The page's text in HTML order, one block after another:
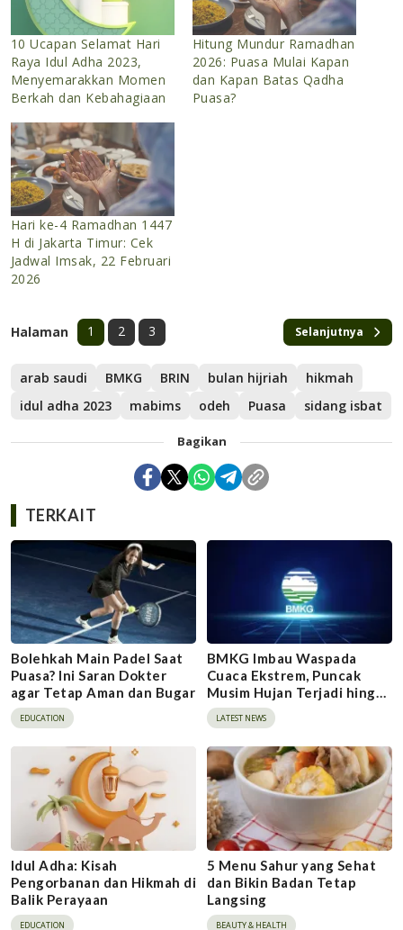
10 Ucapan Selamat Hari
Raya Idul Adha 2023,
Menyemarakkan Momen
Berkah dan Kebahagiaan
Hitung Mundur Ramadhan
2026: Puasa Mulai Kapan
dan Kapan Batas Qadha
Puasa?
Hari ke-4 Ramadhan 1447
H di Jakarta Timur: Cek
Jadwal Imsak, 22 Februari
2026
Halaman 1 2 3 Selanjutnya
arab saudi BMKG BRIN bulan hijriah
hikmah
idul adha 2023
mabims odeh Puasa sidang isbat
Bagikan
TERKAIT
Bolehkah Main Padel Saat
Puasa? Ini Saran Dokter
agar Tetap Aman dan Bugar
EDUCATION
BMKG Imbau Waspada
Cuaca Ekstrem, Puncak
Musim Hujan Terjadi hingga
Februari 2026
LATEST NEWS
Idul Adha: Kisah
Pengorbanan dan Hikmah di
Balik Perayaan
EDUCATION
5 Menu Sahur yang Sehat
dan Bikin Badan Tetap
Langsing
BEAUTY & HEALTH